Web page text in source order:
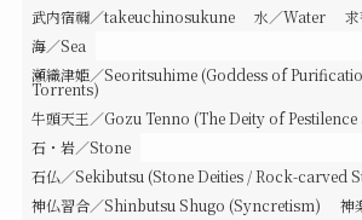
武内宿禰／takeuchinosukune
水／Water
海／Sea
瀬織津姫／Seoritsuhime (Goddess of
Torrents)
牛頭天王／Gozu Tenno (The Deity of
石・岩／Stone
石仏／Sekibutsu (Stone Deities / Rock-carved
神仏習合／Shinbutsu Shugo (Syncretism)
神